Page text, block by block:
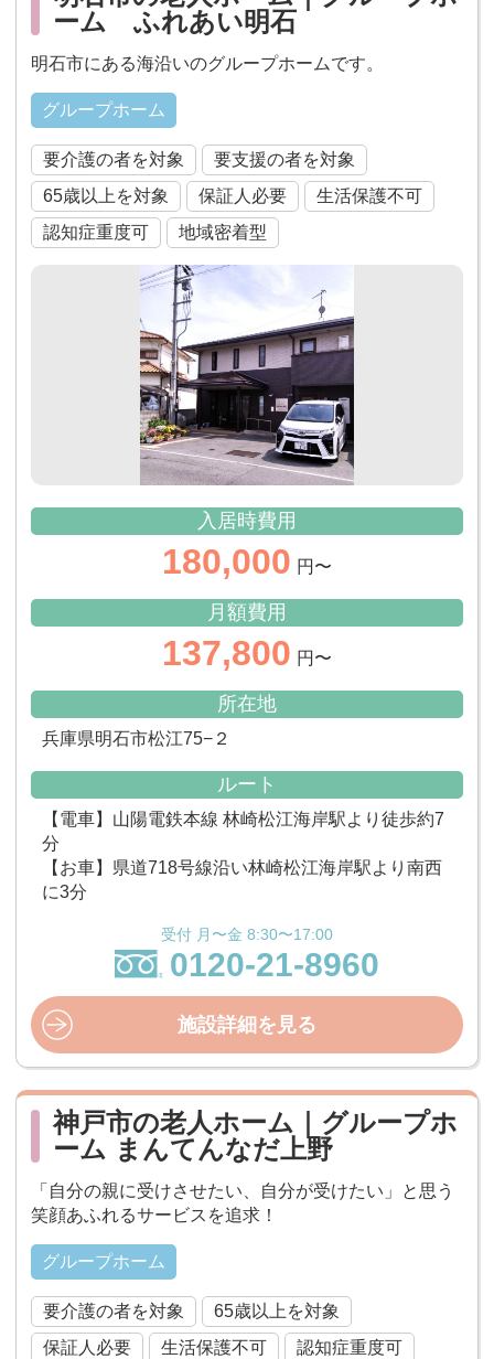
ーム ふれあい明石
明石市にある海沿いのグループホームです。
グループホーム
要介護の者を対象
要支援の者を対象
65歳以上を対象
保証人必要
生活保護不可
認知症重度可
地域密着型
入居時費用
180,000 円〜
月額費用
137,800 円〜
所在地
兵庫県明石市松江75−２
ルート
【電車】山陽電鉄本線 林崎松江海岸駅より徒歩約7
分
【お車】県道718号線沿い林崎松江海岸駅より南西
に3分
受付 月〜金 8:30〜17:00
0120-21-8960
施設詳細を見る
神戸市の老人ホーム｜グループホ
ーム まんてんなだ上野
「自分の親に受けさせたい、自分が受けたい」と思う
笑顔あふれるサービスを追求！
グループホーム
要介護の者を対象
65歳以上を対象
保証人必要
生活保護不可
認知症重度可